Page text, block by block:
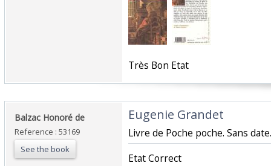
‎Très Bon Etat‎
‎Balzac Honoré de‎
Reference : 53169
See the book
‎Eugenie Grandet‎
‎Livre de Poche poche. Sans
‎Etat Correct‎